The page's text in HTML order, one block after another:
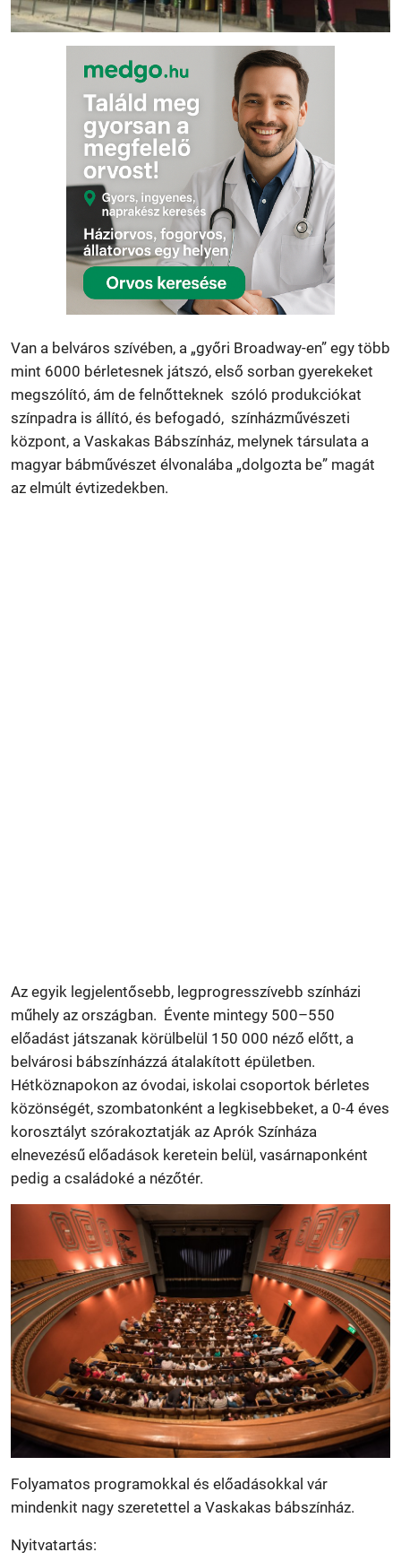
Van a belváros szívében, a „győri Broadway-en” egy több
mint 6000 bérletesnek játszó, első sorban gyerekeket
megszólító, ám de felnőtteknek szóló produkciókat
színpadra is állító, és befogadó, színházművészeti
központ, a Vaskakas Bábszínház, melynek társulata a
magyar bábművészet élvonalába „dolgozta be” magát
az elmúlt évtizedekben.
Az egyik legjelentősebb, legprogresszívebb színházi
műhely az országban. Évente mintegy 500–550
előadást játszanak körülbelül 150 000 néző előtt, a
belvárosi bábszínházzá átalakított épületben.
Hétköznapokon az óvodai, iskolai csoportok bérletes
közönségét, szombatonként a legkisebbeket, a 0-4 éves
korosztályt szórakoztatják az Aprók Színháza
elnevezésű előadások keretein belül, vasárnaponként
pedig a családoké a nézőtér.
Folyamatos programokkal és előadásokkal vár
mindenkit nagy szeretettel a Vaskakas bábszínház.
Nyitvatartás: